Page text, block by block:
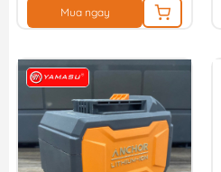
Mua ngay